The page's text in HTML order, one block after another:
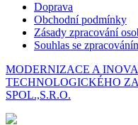
Doprava
Obchodní podmínky
Zásady zpracování
Souhlas se
MODERNIZACE A
TECHNOLOGICKÉHO
SPOL.,S.R.O.